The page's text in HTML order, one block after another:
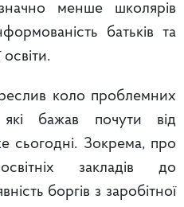
менше школярів
батьків та
коло проблемних
які бажав почути від
сьогодні. Зокрема, про
закладів до
боргів з заробітної